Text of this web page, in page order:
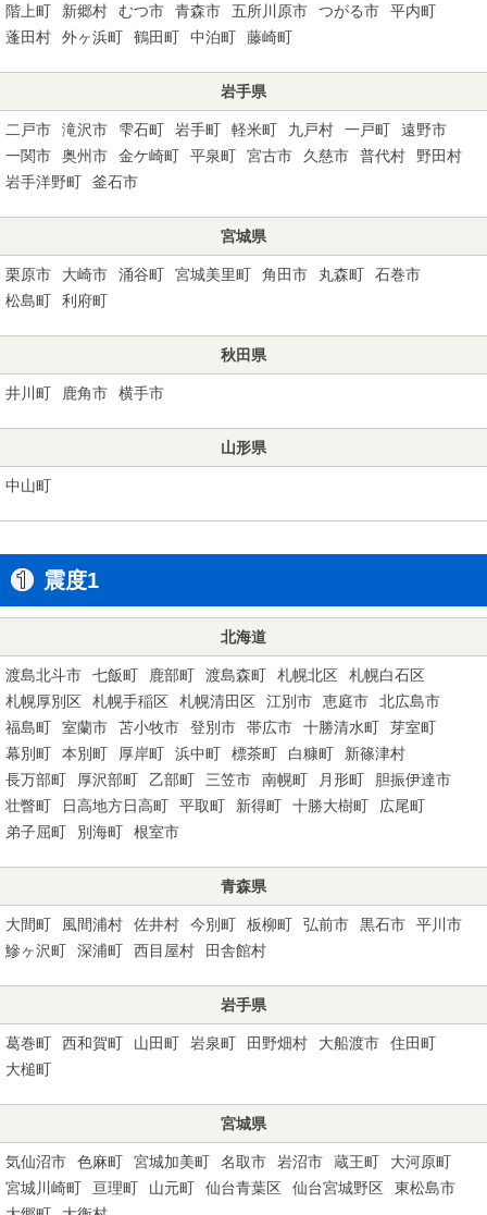
階上町
新郷村 むつ市 青森市 五所川原市 つがる市
平内町
蓬田村
外ヶ浜町 鶴田町 中泊町 藤崎町
岩手県
二戸市 滝沢市 雫石町 岩手町 軽米町 九戸村 一戸町
遠野市
一関市
奥州市 金ケ崎町 平泉町 宮古市 久慈市 普代村
野田村
岩手洋野町
釜石市
宮城県
栗原市 大崎市 涌谷町 宮城美里町 角田市 丸森町
石巻市
松島町
利府町
秋田県
井川町 鹿角市 横手市
山形県
中山町
震度1
北海道
渡島北斗市 七飯町 鹿部町 渡島森町 札幌北区
札幌白石区
札幌厚別区
札幌手稲区 札幌清田区 江別市 恵庭市
北広島市
福島町
室蘭市 苫小牧市 登別市 帯広市 十勝清水町
芽室町
幕別町
本別町 厚岸町 浜中町 標茶町 白糠町
新篠津村
長万部町
厚沢部町 乙部町 三笠市 南幌町 月形町
胆振伊達市
壮瞥町
日高地方日高町 平取町 新得町 十勝大樹町
広尾町
弟子屈町
別海町 根室市
青森県
大間町 風間浦村 佐井村 今別町 板柳町 弘前市 黒石市
平川市
鰺ヶ沢町
深浦町 西目屋村 田舎館村
岩手県
葛巻町 西和賀町 山田町 岩泉町 田野畑村 大船渡市
住田町
大槌町
宮城県
気仙沼市 色麻町 宮城加美町 名取市 岩沼市 蔵王町
大河原町
宮城川崎町
亘理町 山元町 仙台青葉区 仙台宮城野区
東松島市